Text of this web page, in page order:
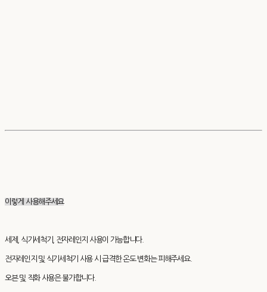
이렇게 사용해주세요
세제, 식기세척기, 전자레인지 사용이 가능합니다.
전자레인지 및 식기세척기 사용 시 급격한 온도 변화는 피해주세요.
오븐 및 직화 사용은 불가합니다.